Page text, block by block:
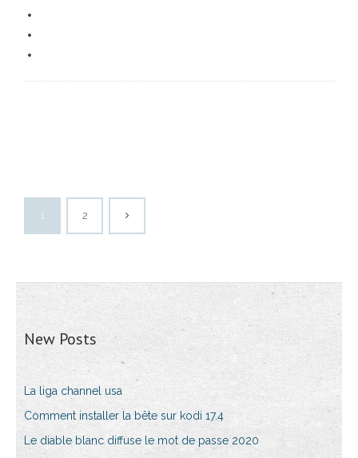
1 2
New Posts
La liga channel usa
Comment installer la bête sur kodi 17.4
Le diable blanc diffuse le mot de passe 2020